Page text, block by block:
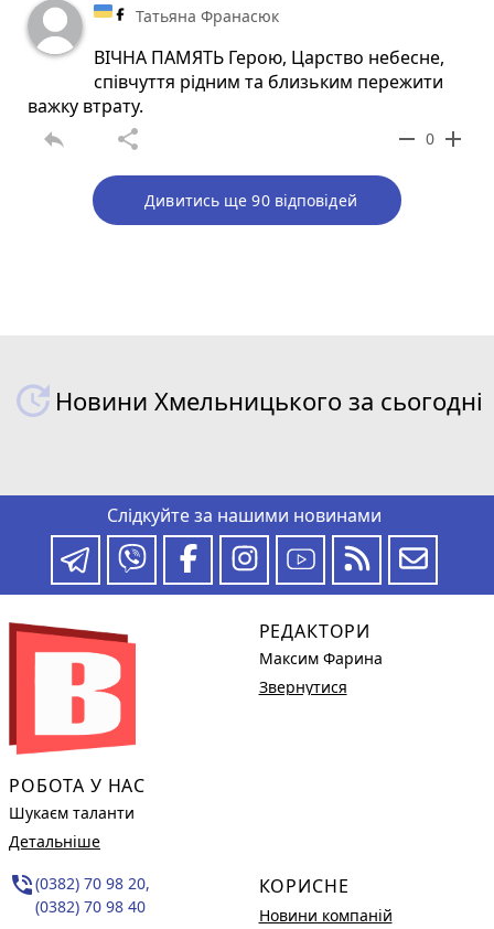
Татьяна Франасюк
ВІЧНА ПАМЯТЬ Герою, Царство небесне,
співчуття рідним та близьким пережити
важку втрату.
reply share remove 0 add
Дивитись ще 90 відповідей
Новини Хмельницького за сьогодні
Слідкуйте за нашими новинами
РОБОТА У НАС
Шукаєм таланти
Детальніше
phone_in_talk(0382) 70 98 20,
(0382) 70 98 40
РЕДАКТОРИ
Максим Фарина
Звернутися
КОРИСНЕ
Новини компаній